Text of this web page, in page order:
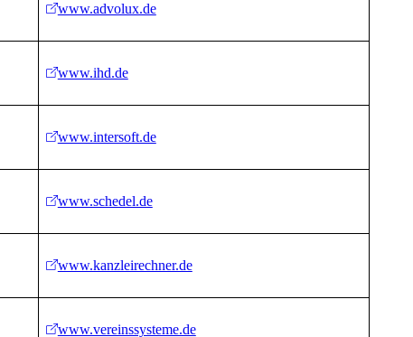
www.advolux.de
www.ihd.de
www.intersoft.de
www.schedel.de
www.kanzleirechner.de
www.vereinssysteme.de